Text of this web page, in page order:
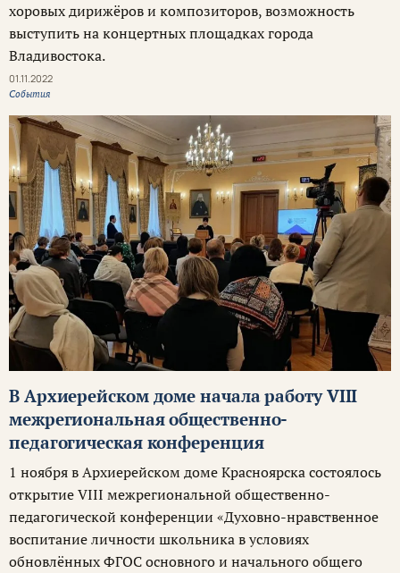
хоровых дирижёров и композиторов, возможность
выступить на концертных площадках города
Владивостока.
01.11.2022
События
В Архиерейском доме начала работу VIII
межрегиональная общественно-
педагогическая конференция
1 ноября в Архиерейском доме Красноярска состоялось
открытие VIII межрегиональной общественно-
педагогической конференции «Духовно-нравственное
воспитание личности школьника в условиях
обновлённых ФГОС основного и начального общего